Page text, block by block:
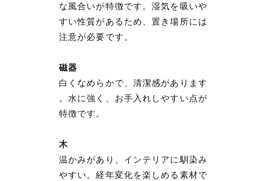
な風合いが特徴です。湿気を吸いや
すい性質があるため、置き場所には
注意が必要です。
磁器
白くなめらかで、清潔感があります
。水に強く、お手入れしやすい点が
特徴です。
木
温かみがあり、インテリアに馴染み
やすい。経年変化を楽しめる素材で